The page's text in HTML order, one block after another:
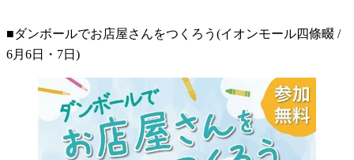
■ダンボールでお店屋さんをつくろう(イオンモール四條畷 /
6月6日・7日)